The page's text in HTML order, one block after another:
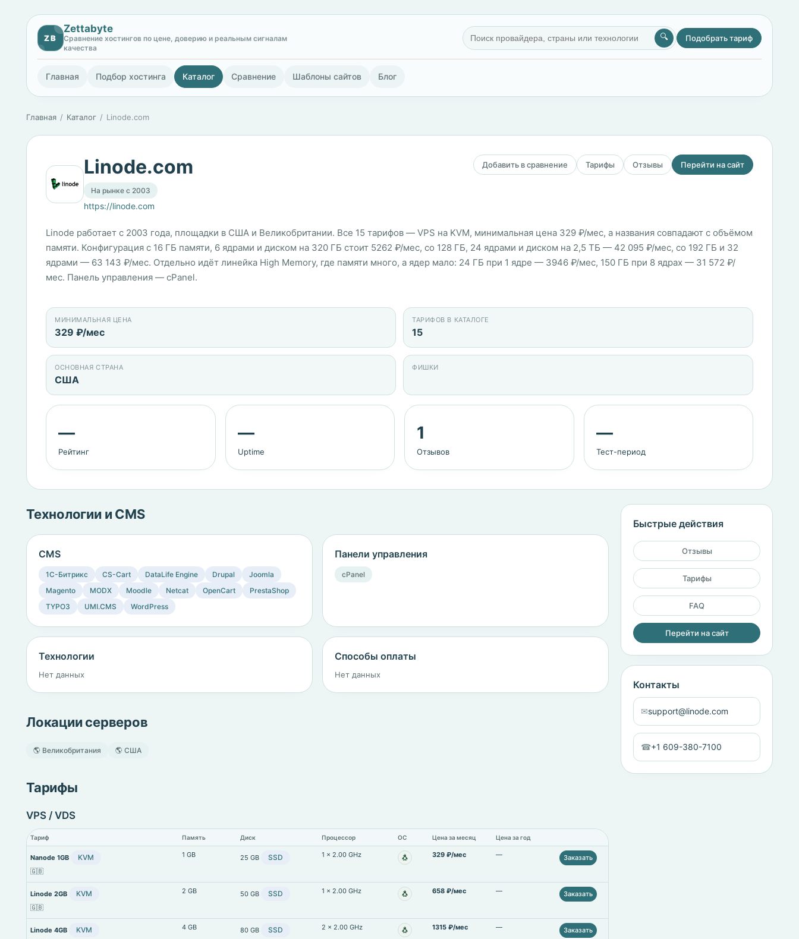
ZB
Zettabyte
Сравнение хостингов по цене, доверию и реальным сигналам
качества
🔍 Подобрать тариф
Главная Подбор хостинга Каталог Сравнение Шаблоны сайтов Блог
Главная Каталог Linode.com
Linode.com
На рынке с 2003
https://linode.com
Добавить в сравнение Тарифы Отзывы Перейти на сайт
Linode работает с 2003 года, площадки в США и Великобритании. Все 15 тарифов — VPS на KVM, минимальная цена 329 ₽/мес, а названия совпадают с объёмом
памяти. Конфигурация с 16 ГБ памяти, 6 ядрами и диском на 320 ГБ стоит 5262 ₽/мес, со 128 ГБ, 24 ядрами и диском на 2,5 ТБ — 42 095 ₽/мес, со 192 ГБ и 32
ядрами — 63 143 ₽/мес. Отдельно идёт линейка High Memory, где памяти много, а ядер мало: 24 ГБ при 1 ядре — 3946 ₽/мес, 150 ГБ при 8 ядрах — 31 572 ₽/
мес. Панель управления — cPanel.
МИНИМАЛЬНАЯ ЦЕНА
329 ₽/мес
ТАРИФОВ В КАТАЛОГЕ
15
ОСНОВНАЯ СТРАНА
США
ФИШКИ
—
Рейтинг
—
Uptime
1
Отзывов
—
Тест-период
Технологии и CMS
CMS
1C-Битрикс CS-Cart DataLife Engine Drupal
Joomla
Magento
MODX Moodle Netcat OpenCart
PrestaShop
TYPO3
UMI.CMS WordPress
Панели управления
cPanel
Технологии
Нет данных
Способы оплаты
Нет данных
Локации серверов
🌎 Великобритания 🌎 США
Тарифы
VPS / VDS
Тариф Память Диск Процессор ОС Цена за месяц Цена за год
Nanode 1GB KVM
🇬🇧
1 GB 25 GB SSD 1 × 2.00 GHz 🐧Linux
329 ₽/мес — Заказать
Linode 2GB KVM
🇬🇧
2 GB 50 GB SSD 1 × 2.00 GHz 🐧Linux
658 ₽/мес — Заказать
Linode 4GB KVM 4 GB 80 GB SSD 2 × 2.00 GHz 🐧Linux
1315 ₽/мес — Заказать
Быстрые действия
Отзывы
Тарифы
FAQ
Перейти на сайт
Контакты
✉support@linode.com
☎+1 609-380-7100